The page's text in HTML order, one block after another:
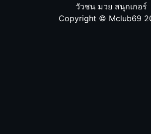
วัวชน มวย สนุกเกอร์
Copyright © Mclub69